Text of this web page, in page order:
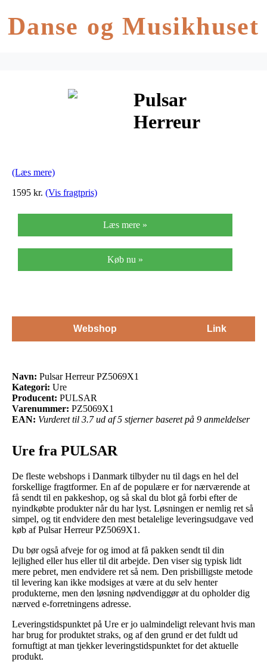
Danse og Musikhuset
Pulsar
Herreur
(Læs mere)
1595 kr. (Vis fragtpris)
Læs mere »
Køb nu »
Webshop Link
Navn: Pulsar Herreur PZ5069X1
Kategori: Ure
Producent: PULSAR
Varenummer: PZ5069X1
EAN: Vurderet til 3.7 ud af 5 stjerner baseret på 9 anmeldelser
Ure fra PULSAR
De fleste webshops i Danmark tilbyder nu til dags en hel del
forskellige fragtformer. En af de populære er for nærværende at
få sendt til en pakkeshop, og så skal du blot gå forbi efter de
nyindkøbte produkter når du har lyst. Løsningen er nemlig ret så
simpel, og tit endvidere den mest betalelige leveringsudgave ved
køb af Pulsar Herreur PZ5069X1.
Du bør også afveje for og imod at få pakken sendt til din
lejlighed eller hus eller til dit arbejde. Den viser sig typisk lidt
mere pebret, men endvidere ret så nem. Den prisbilligste metode
til levering kan ikke modsiges at være at du selv henter
produkterne, men den løsning nødvendiggør at du opholder dig
nærved e-forretningens adresse.
Leveringstidspunktet på Ure er jo ualmindeligt relevant hvis man
har brug for produktet straks, og af den grund er det fuldt ud
fornuftigt at man tjekker leveringstidspunktet for det aktuelle
produkt.